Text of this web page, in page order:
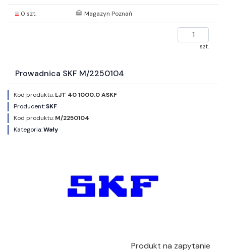
0 szt. Magazyn Poznań
szt.
Prowadnica SKF M/2250104
Kod produktu:LJT 40 1000.0 ASKF
Producent:SKF
Kod produktu:M/2250104
Kategoria:Wały
Produkt na zapytanie